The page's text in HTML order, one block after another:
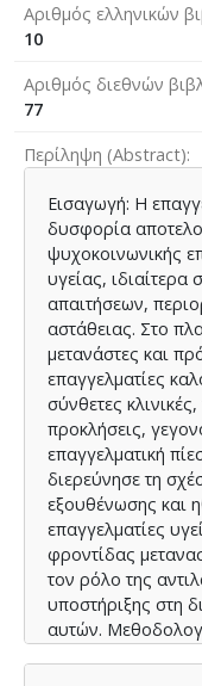
Αριθμός ελληνικών
10
Αριθμός διεθνών
77
Περίληψη (Abstract)
Εισαγωγή: Η
δυσφορία
ψυχοκοινωνικής
υγείας,
απαιτήσεων,
αστάθειας. Στο
μετανάστες και
επαγγελματίες
σύνθετες
προκλήσεις,
επαγγελματική
διερεύνησε τη
εξουθένωσης και
επαγγελματίες
φροντίδας
τον ρόλο της
υποστήριξης στη
αυτών.